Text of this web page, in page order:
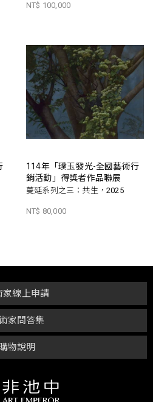
NT$ 100,000
114年「璞玉發光-全國藝術行
銷活動」得獎者作品聯展
蔓延系列之三：共生，2025
NT$ 80,000
物說明
家問答集
家線上申請